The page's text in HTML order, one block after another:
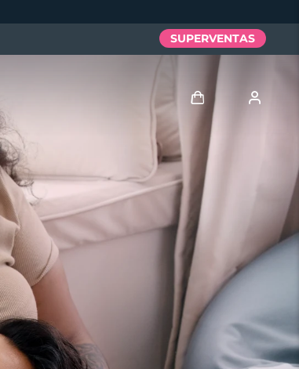
SUPERVENTAS
Iniciar sesión
Perfil de usuario
Mis dispositivos
Mis pedidos
Mis direcciones
Mis suscripciones